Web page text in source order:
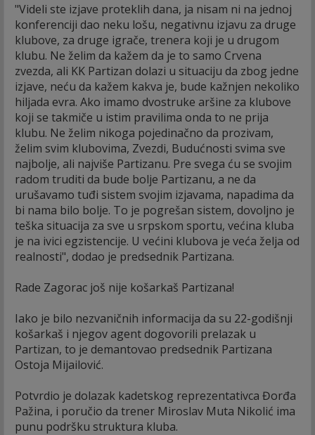
"Videli ste izjave proteklih dana, ja nisam ni na jednoj
konferenciji dao neku lošu, negativnu izjavu za druge
klubove, za druge igrače, trenera koji je u drugom
klubu. Ne želim da kažem da je to samo Crvena
zvezda, ali KK Partizan dolazi u situaciju da zbog jedne
izjave, neću da kažem kakva je, bude kažnjen nekoliko
hiljada evra. Ako imamo dvostruke aršine za klubove
koji se takmiče u istim pravilima onda to ne prija
klubu. Ne želim nikoga pojedinačno da prozivam,
želim svim klubovima, Zvezdi, Budućnosti svima sve
najbolje, ali najviše Partizanu. Pre svega ću se svojim
radom truditi da bude bolje Partizanu, a ne da
urušavamo tuđi sistem svojim izjavama, napadima da
bi nama bilo bolje. To je pogrešan sistem, dovoljno je
teška situacija za sve u srpskom sportu, većina kluba
je na ivici egzistencije. U većini klubova je veća želja od
realnosti", dodao je predsednik Partizana.
Rade Zagorac još nije košarkaš Partizana!
Iako je bilo nezvaničnih informacija da su 22-godišnji
košarkaš i njegov agent dogovorili prelazak u
Partizan, to je demantovao predsednik Partizana
Ostoja Mijailović.
Potvrdio je dolazak kadetskog reprezentativca Đorđa
Pažina, i poručio da trener Miroslav Muta Nikolić ima
punu podršku struktura kluba.